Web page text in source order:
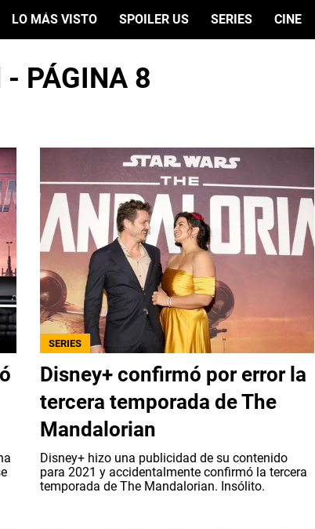
LO MÁS VISTO SPOILER US SERIES CINE
PÁGINA 8
SERIES
Disney+ confirmó por error la
tercera temporada de The
Mandalorian
Disney+ hizo una publicidad de su contenido
para 2021 y accidentalmente confirmó la tercera
temporada de The Mandalorian. Insólito.